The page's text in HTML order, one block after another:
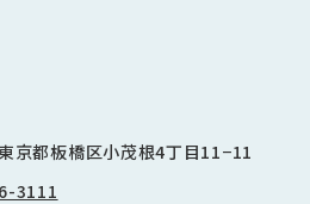
京都板橋区小茂根4丁目11−11
3111